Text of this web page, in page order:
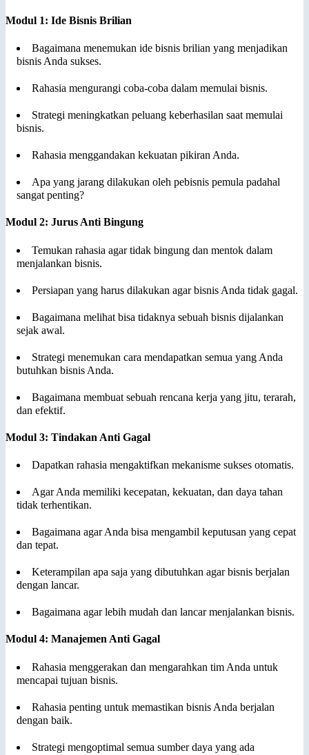
Modul 1: Ide Bisnis Brilian
Bagaimana menemukan ide bisnis brilian yang menjadikan
bisnis Anda sukses.
Rahasia mengurangi coba-coba dalam memulai bisnis.
Strategi meningkatkan peluang keberhasilan saat memulai
bisnis.
Rahasia menggandakan kekuatan pikiran Anda.
Apa yang jarang dilakukan oleh pebisnis pemula padahal
sangat penting?
Modul 2: Jurus Anti Bingung
Temukan rahasia agar tidak bingung dan mentok dalam
menjalankan bisnis.
Persiapan yang harus dilakukan agar bisnis Anda tidak gagal.
Bagaimana melihat bisa tidaknya sebuah bisnis dijalankan
sejak awal.
Strategi menemukan cara mendapatkan semua yang Anda
butuhkan bisnis Anda.
Bagaimana membuat sebuah rencana kerja yang jitu, terarah,
dan efektif.
Modul 3: Tindakan Anti Gagal
Dapatkan rahasia mengaktifkan mekanisme sukses otomatis.
Agar Anda memiliki kecepatan, kekuatan, dan daya tahan
tidak terhentikan.
Bagaimana agar Anda bisa mengambil keputusan yang cepat
dan tepat.
Keterampilan apa saja yang dibutuhkan agar bisnis berjalan
dengan lancar.
Bagaimana agar lebih mudah dan lancar menjalankan bisnis.
Modul 4: Manajemen Anti Gagal
Rahasia menggerakan dan mengarahkan tim Anda untuk
mencapai tujuan bisnis.
Rahasia penting untuk memastikan bisnis Anda berjalan
dengan baik.
Strategi mengoptimal semua sumber daya yang ada